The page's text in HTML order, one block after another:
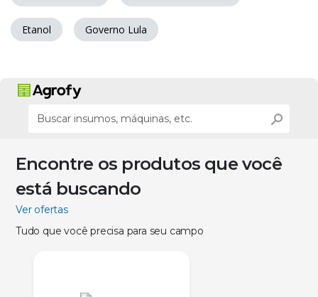
Etanol Governo Lula
Encontre os produtos que você
está buscando
Ver ofertas
Tudo que você precisa para seu campo